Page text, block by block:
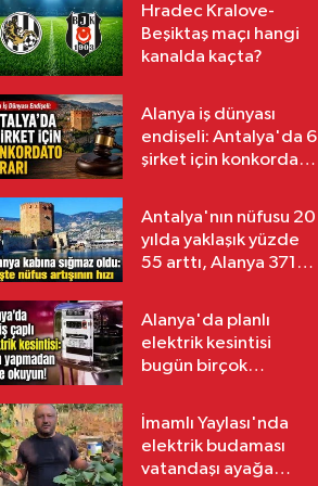
Hradec Kralove-
Beşiktaş maçı hangi
kanalda kaçta?
Alanya iş dünyası
endişeli: Antalya'da 6
şirket için konkordato
Antalya'nın nüfusu 20
yılda yaklaşık yüzde
55 arttı, Alanya 371
Alanya'da planlı
elektrik kesintisi
bugün birçok
İmamlı Yaylası'nda
elektrik budaması
vatandaşı ayağa